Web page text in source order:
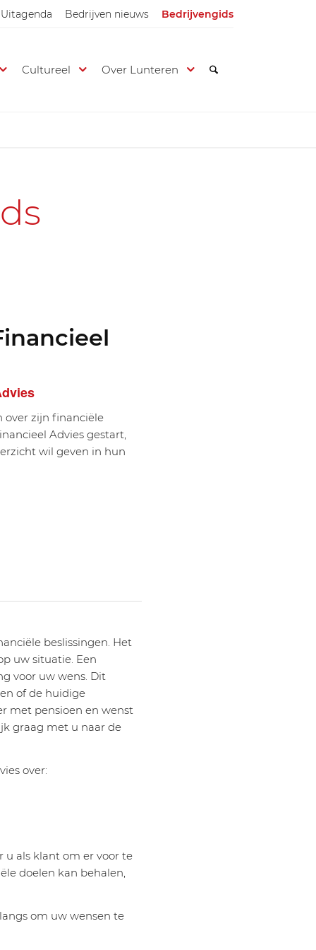
Uitagenda Bedrijven nieuws Bedrijvengids
Cultureel Over Lunteren
over zijn financiële
Advies gestart,
wil geven in hun
beslissingen. Het
uw situatie. Een
voor uw wens. Dit
of de huidige
met pensioen en wenst
graag met u naar de
over:
u als klant om er voor te
doelen kan behalen,
om uw wensen te